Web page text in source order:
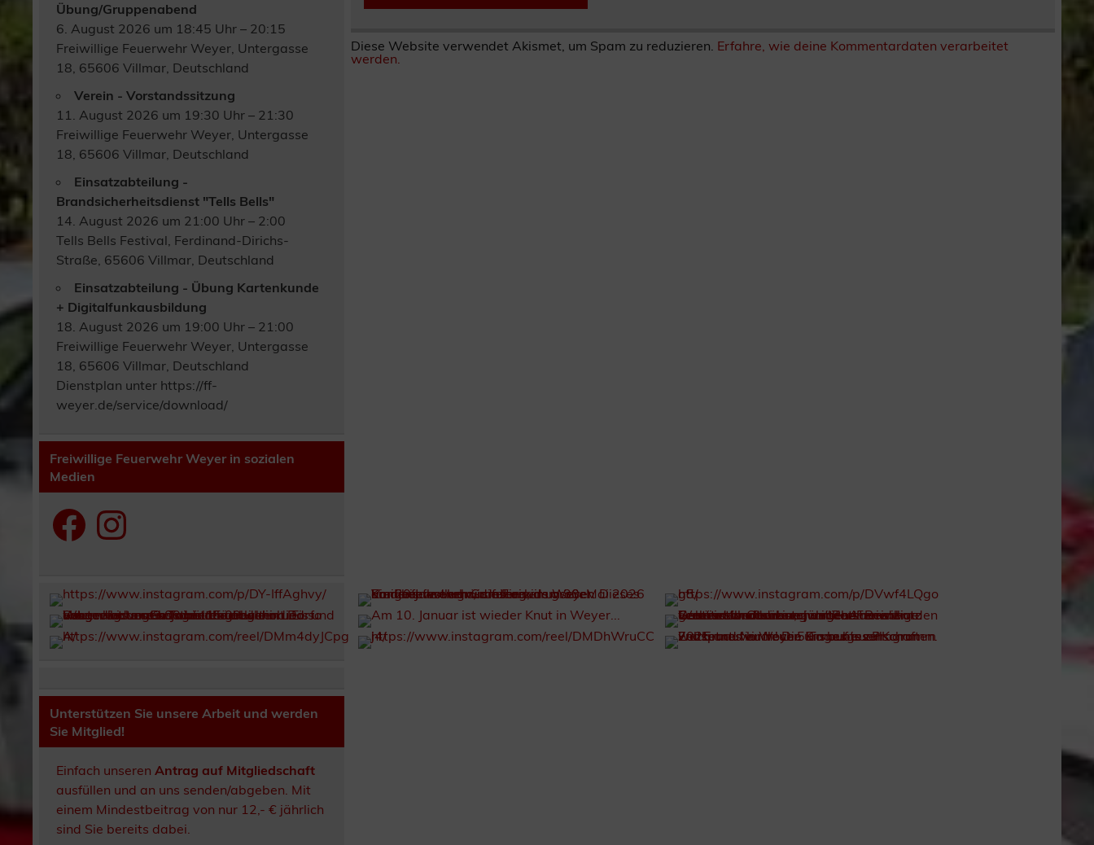
Diese Website verwendet Akismet, um Spam zu reduzieren. Erfahre, wie deine Kommentardaten verarbeitet
werden.
Übung/Gruppenabend
6. August 2026 um 18:45 Uhr – 20:15
Freiwillige Feuerwehr Weyer, Untergasse
18, 65606 Villmar, Deutschland
Verein - Vorstandssitzung
11. August 2026 um 19:30 Uhr – 21:30
Freiwillige Feuerwehr Weyer, Untergasse
18, 65606 Villmar, Deutschland
Einsatzabteilung -
Brandsicherheitsdienst "Tells Bells"
14. August 2026 um 21:00 Uhr – 2:00
Tells Bells Festival, Ferdinand-Dirichs-
Straße, 65606 Villmar, Deutschland
Einsatzabteilung - Übung Kartenkunde
+ Digitalfunkausbildung
18. August 2026 um 19:00 Uhr – 21:00
Freiwillige Feuerwehr Weyer, Untergasse
18, 65606 Villmar, Deutschland
Dienstplan unter https://ff-
weyer.de/service/download/
Freiwillige Feuerwehr Weyer in sozialen
Medien
FacebookInstagram
Unterstützen Sie unsere Arbeit und werden
Sie Mitglied!
Einfach unserenAntrag auf Mitgliedschaft
ausfüllen und an uns senden/abgeben. Mit
einem Mindestbeitrag von nur 12,- € jährlich
sind Sie bereits dabei.